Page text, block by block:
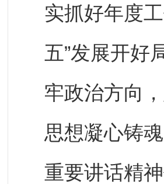
实抓好年度
五”发展开好
牢政治方向
思想凝心铸
重要讲话精